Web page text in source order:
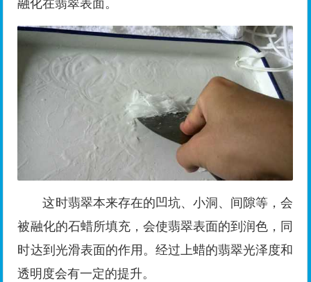
融化在翡翠表面。
这时翡翠本来存在的凹坑、小洞、间隙等，会
被融化的石蜡所填充，会使翡翠表面的到润色，同
时达到光滑表面的作用。经过上蜡的翡翠光泽度和
透明度会有一定的提升。